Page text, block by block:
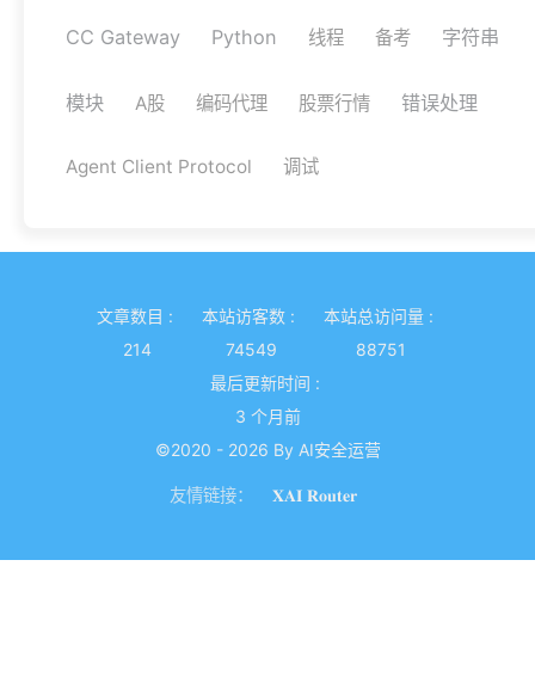
CC Gateway Python 线程 备考 字符串
模块 A股 编码代理 股票行情 错误处理
Agent Client Protocol 调试
文章数目 :
214
本站访客数 :
74549
本站总访问量 :
88751
最后更新时间 :
3 个月前
©2020 - 2026 By AI安全运营
友情链接： 𝐗𝐀𝐈 𝐑𝐨𝐮𝐭𝐞𝐫